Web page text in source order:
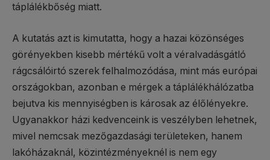
táplálékbőség miatt.
A kutatás azt is kimutatta, hogy a hazai közönséges
görényekben kisebb mértékű volt a véralvadásgátló
rágcsálóirtó szerek felhalmozódása, mint más európai
országokban, azonban e mérgek a táplálékhálózatba
bejutva kis mennyiségben is károsak az élőlényekre.
Ugyanakkor házi kedvenceink is veszélyben lehetnek,
mivel nemcsak mezőgazdasági területeken, hanem
lakóházaknál, közintézményeknél is nem egy